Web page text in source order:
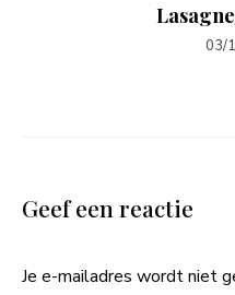
03/
Geef een reactie
Je e-mailadres wordt niet